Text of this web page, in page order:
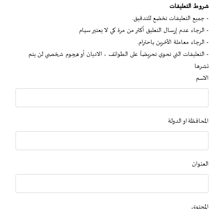
شروط التعليقات
- جميع التعليقات تخضع للتدقيق.
- الرجاء عدم إرسال التعليق أكثر من مرة كي لا يعتبر سبام
- الرجاء معاملة الآخرين باحترام.
- التعليقات التي تحوي تحريضاً على الطوائف ، الاديان أو هجوم شخصي لن يتم
نشرها
الاسم
المحافظة او الدولة
العنوان
المحتوى